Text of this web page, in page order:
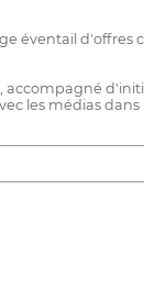
éventail d'offres
les médias dans